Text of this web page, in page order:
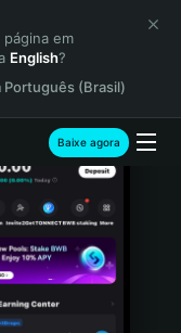
em
English?
(Brasil)
Baixe agora